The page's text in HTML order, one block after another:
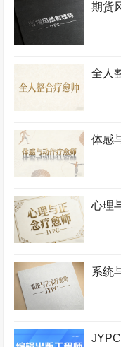
期货
全人
体感
心理
系统